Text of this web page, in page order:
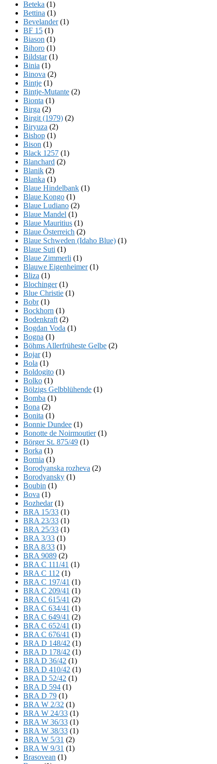
Beteka (1)
Bettina (1)
Bevelander(1)
BF 15 (1)
Biason (1)
Bihoro (1)
Bildstar(1)
Binia (1)
Binova (2)
Bintje (1)
Bintje-Mutante (2)
Bionta (1)
Birga (2)
Birgit (1979) (2)
Biryuza (2)
Bishop (1)
Bison (1)
Black 1257 (1)
Blanchard (2)
Blanik (2)
Blanka (1)
Blaue Hindelbank (1)
Blaue Kongo (1)
Blaue Ludiano (2)
Blaue Mandel (1)
Blaue Mauritius (1)
Blaue Österreich (2)
Blaue Schweden (Idaho Blue) (1)
Blaue Suti (1)
Blaue Zimmerli (1)
Blauwe Eigenheimer(1)
Bliza (1)
Blochinger(1)
Blue Christie (1)
Bobr(1)
Bockhorn (1)
Bodenkraft (2)
Bogdan Voda (1)
Bogna (1)
Böhms Allerfrüheste Gelbe (2)
Bojar(1)
Bola (1)
Boldogito (1)
Bolko (1)
Bölzigs Gelbblühende (1)
Bomba (1)
Bona (2)
Bonita (1)
Bonnie Dundee (1)
Bonotte de Noirmoutier(1)
Börger St. 875/49 (1)
Borka (1)
Bornia (1)
Borodyanska rozheva (2)
Borodyansky (1)
Boubin (1)
Bova (1)
Bozhedar(1)
BRA 15/33 (1)
BRA 23/33 (1)
BRA 25/33 (1)
BRA 3/33 (1)
BRA 8/33 (1)
BRA 9089 (2)
BRA C 111/41 (1)
BRA C 112 (1)
BRA C 197/41 (1)
BRA C 209/41 (1)
BRA C 615/41 (2)
BRA C 634/41 (1)
BRA C 649/41 (2)
BRA C 652/41 (1)
BRA C 676/41 (1)
BRA D 148/42 (1)
BRA D 178/42 (1)
BRA D 36/42 (1)
BRA D 410/42 (1)
BRA D 52/42 (1)
BRA D 594 (1)
BRA D 79 (1)
BRA W 2/32 (1)
BRA W 24/33 (1)
BRA W 36/33 (1)
BRA W 38/33 (1)
BRA W 5/31 (2)
BRA W 9/31 (1)
Brasovean (1)